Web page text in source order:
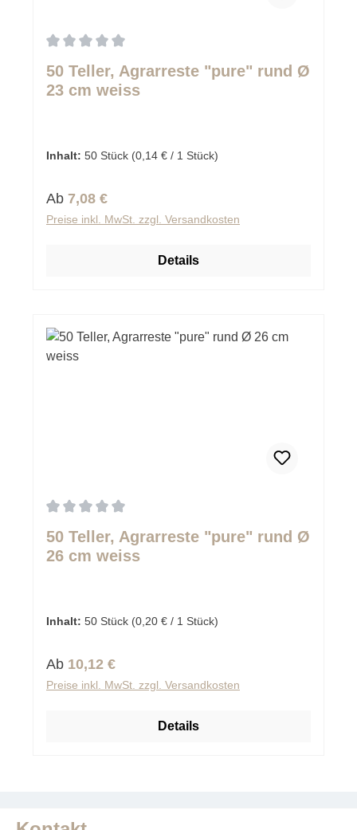
50 Teller, Agrarreste "pure" rund Ø
23 cm weiss
Inhalt: 50 Stück (0,14 € / 1 Stück)
Regulärer Preis:
Ab 7,08 €
Preise inkl. MwSt. zzgl. Versandkosten
Details
50 Teller, Agrarreste "pure" rund Ø
26 cm weiss
Inhalt: 50 Stück (0,20 € / 1 Stück)
Regulärer Preis:
Ab 10,12 €
Preise inkl. MwSt. zzgl. Versandkosten
Details